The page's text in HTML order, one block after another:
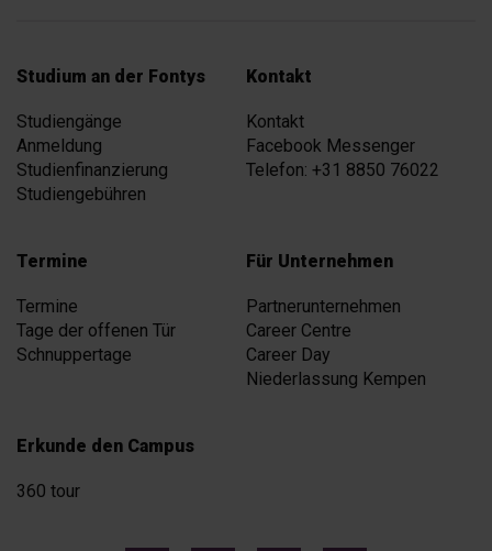
Studium an der Fontys
Studiengänge
Anmeldung
Studienfinanzierung
Studiengebühren
Kontakt
Kontakt
Facebook Messenger
Telefon: +31 8850 76022
Termine
Termine
Tage der offenen Tür
Schnuppertage
Für Unternehmen
Partnerunternehmen
Career Centre
Career Day
Niederlassung Kempen
Erkunde den Campus
360 tour